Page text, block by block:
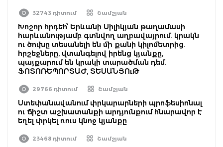
32743 դիտում Շամշյան
Խոշոր հրդեհ՝ Երևանի Սիլիկյան թաղամասի
հարևանությամբ գտնվող աղբավայրում. կրակն
ու ծուխը տեսանելի են մի քանի կիլոմետրից.
հրշեջները, վտանգելով իրենց կյանքը,
պայքարում են կրակի տարածման դեմ.
ՖՈՏՈՌԵՊՈՐՏԱԺ, ՏԵՍԱՆՅՈւԹ
29766 դիտում Շամշյան
Ստեփանավանում փրկարարների պրոֆեսիոնալ
ու ճիշտ աշխատանքի արդյունքում հնարավոր է
եղել փրկել ռուս կնոջ կյանքը
23468 դիտում Շամշյան